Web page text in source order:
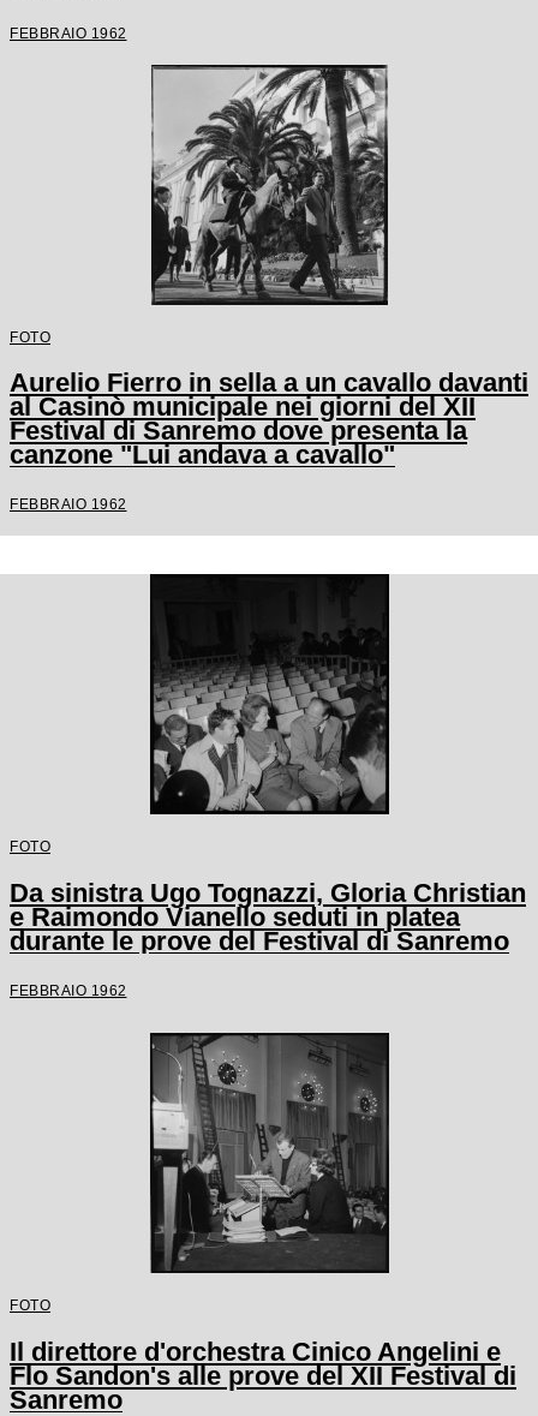
FEBBRAIO 1962
FOTO
Aurelio Fierro in sella a un cavallo davanti
al Casinò municipale nei giorni del XII
Festival di Sanremo dove presenta la
canzone "Lui andava a cavallo"
FEBBRAIO 1962
FOTO
Da sinistra Ugo Tognazzi, Gloria Christian
e Raimondo Vianello seduti in platea
durante le prove del Festival di Sanremo
FEBBRAIO 1962
FOTO
Il direttore d'orchestra Cinico Angelini e
Flo Sandon's alle prove del XII Festival di
Sanremo